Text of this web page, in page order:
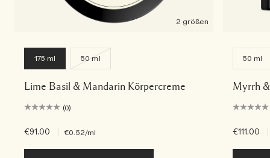
2 größen
175 ml 50 ml
Lime Basil & Mandarin Körpercreme
(0)
€91.00 €0.52/ml
50 ml
Myrrh
€111.00